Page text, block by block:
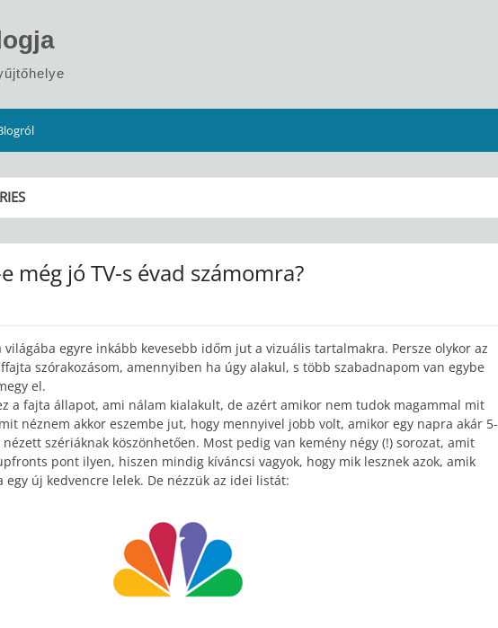
még jó TV-s évad számomra?
egyre inkább kevesebb időm jut a vizuális tartalmakra. Persze olykor az
szórakozásom, amennyiben ha úgy alakul, s több szabadnapom van egybe
el.
a fajta állapot, ami nálam kialakult, de azért amikor nem tudok magammal mit
néznem akkor eszembe jut, hogy mennyivel jobb volt, amikor egy napra akár 5-
szériáknak köszönhetően. Most pedig van kemény négy (!) sorozat, amit
pont ilyen, hiszen mindig kíváncsi vagyok, hogy mik lesznek azok, amik
új kedvencre lelek. De nézzük az idei listát: